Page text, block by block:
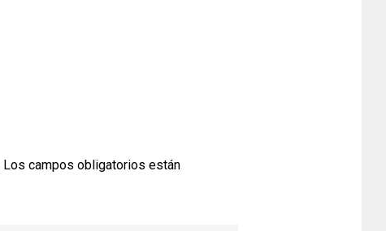
Los campos obligatorios están